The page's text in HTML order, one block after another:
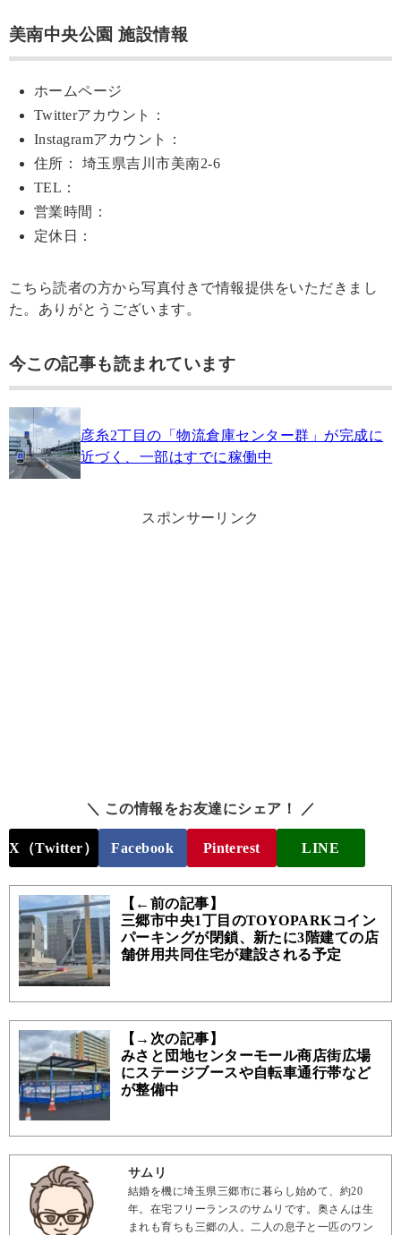
美南中央公園 施設情報
ホームページ
Twitterアカウント：
Instagramアカウント：
住所： 埼玉県吉川市美南2-6
TEL：
営業時間：
定休日：
こちら読者の方から写真付きで情報提供をいただきまし
た。ありがとうございます。
今この記事も読まれています
彦糸2丁目の「物流倉庫センター群」が完成に
近づく、一部はすでに稼働中
スポンサーリンク
＼ この情報をお友達にシェア！ ／
X（Twitter） Facebook Pinterest LINE
【←前の記事】
三郷市中央1丁目のTOYOPARKコイン
パーキングが閉鎖、新たに3階建ての店
舗併用共同住宅が建設される予定
【→次の記事】
みさと団地センターモール商店街広場
にステージブースや自転車通行帯など
が整備中
サムリ
結婚を機に埼玉県三郷市に暮らし始めて、約20
年。在宅フリーランスのサムリです。奥さんは生
まれも育ちも三郷の人。二人の息子と一匹のワン